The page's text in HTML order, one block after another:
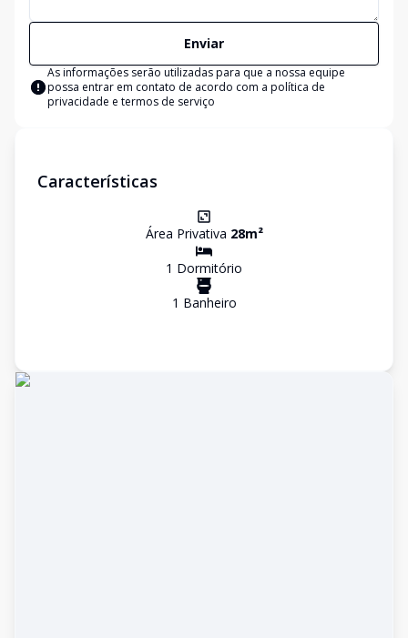
Enviar
As informações serão utilizadas para que a nossa equipe
possa entrar em contato de acordo com a política de
privacidade e termos de serviço
Características
Área Privativa 28m²
1 Dormitório
1 Banheiro